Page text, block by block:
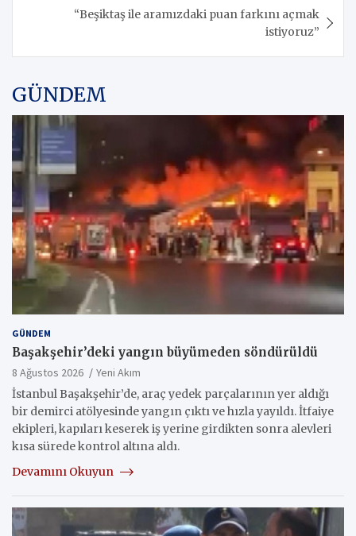
“Beşiktaş ile aramızdaki puan farkını açmak
istiyoruz”
GÜNDEM
GÜNDEM
Başakşehir’deki yangın büyümeden söndürüldü
8 Ağustos 2026
Yeni Akım
İstanbul Başakşehir’de, araç yedek parçalarının yer aldığı
bir demirci atölyesinde yangın çıktı ve hızla yayıldı. İtfaiye
ekipleri, kapıları keserek iş yerine girdikten sonra alevleri
kısa sürede kontrol altına aldı.
Devamını Okuyun